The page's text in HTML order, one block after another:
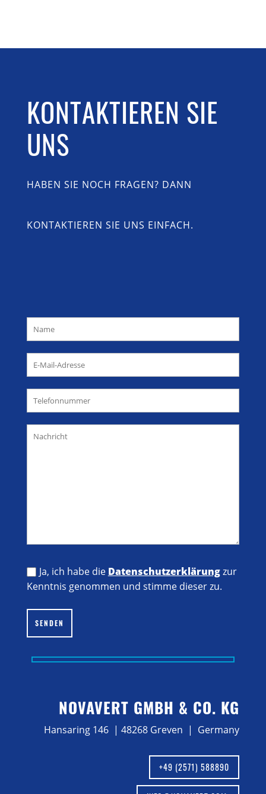
KONTAKTIEREN SIE
UNS
HABEN SIE NOCH FRAGEN? DANN
KONTAKTIEREN SIE UNS EINFACH.
Ja, ich habe die Datenschutzerklärungzur
Kenntnis genommen und stimme dieser zu.
SENDEN
NOVAVERT GMBH & CO. KG
Hansaring 146 | 48268 Greven | Germany
+49 (2571) 588890